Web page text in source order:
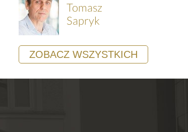
Tomasz
Sapryk
ZOBACZ WSZYSTKICH